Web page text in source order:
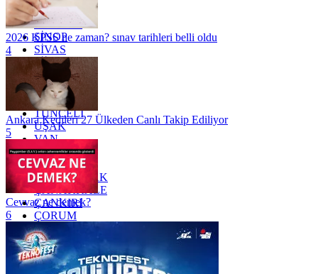
SAKARYA
SAMSUN
SİNOP
SİVAS
SİİRT
TEKİRDAĞ
TOKAT
TRABZON
TUNCELİ
UŞAK
VAN
YALOVA
YOZGAT
ZONGULDAK
ÇANAKKALE
ÇANKIRI
ÇORUM
İSTANBUL
İZMİR
ŞANLIURFA
ŞIRNAK
2026 KPSS ne zaman? sınav tarihleri belli oldu
4
Ankara Kedileri 27 Ülkeden Canlı Takip Ediliyor
5
Cevvaz ne demek?
6